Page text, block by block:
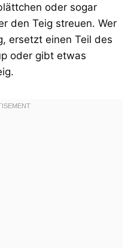
oder sogar
den Teig streuen. Wer
ersetzt einen Teil des
oder gibt etwas